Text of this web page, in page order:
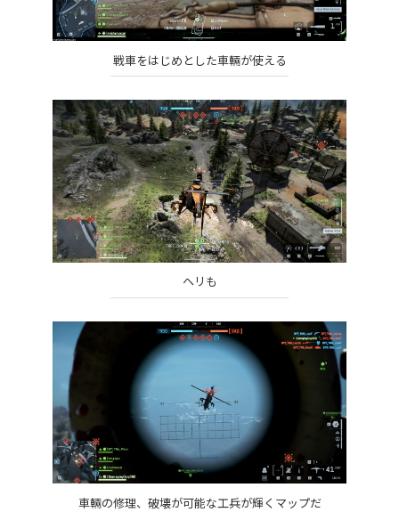
戦車をはじめとした車輛が使える
ヘリも
車輛の修理、破壊が可能な工兵が輝くマップだ